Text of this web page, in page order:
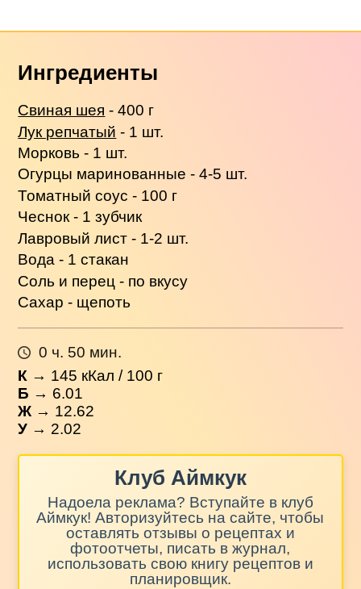
Ингредиенты
Свиная шея - 400 г
Лук репчатый - 1 шт.
Морковь - 1 шт.
Огурцы маринованные - 4-5 шт.
Томатный соус - 100 г
Чеснок - 1 зубчик
Лавровый лист - 1-2 шт.
Вода - 1 стакан
Соль и перец - по вкусу
Сахар - щепоть
0 ч. 50 мин.
К → 145 кКал / 100 г
Б → 6.01
Ж → 12.62
У → 2.02
Клуб Аймкук
Надоела реклама? Вступайте в клуб
Аймкук! Авторизуйтесь на сайте, чтобы
оставлять отзывы о рецептах и
фотоотчеты, писать в журнал,
использовать свою книгу рецептов и
планировщик.